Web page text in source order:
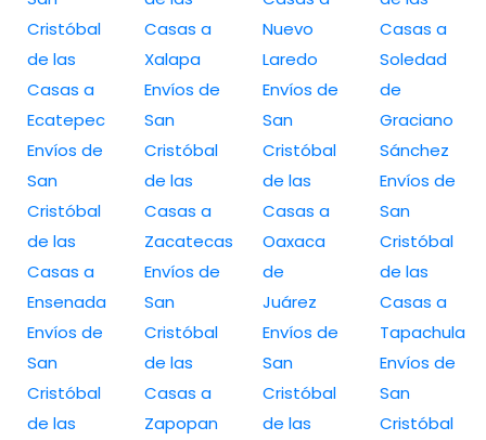
Cristóbal
de las
Casas a
Ecatepec
Envíos de
San
Cristóbal
de las
Casas a
Ensenada
Envíos de
San
Cristóbal
de las
Casas a
Xalapa
Envíos de
San
Cristóbal
de las
Casas a
Zacatecas
Envíos de
San
Cristóbal
de las
Casas a
Zapopan
Nuevo
Laredo
Envíos de
San
Cristóbal
de las
Casas a
Oaxaca
de
Juárez
Envíos de
San
Cristóbal
de las
Casas a
Soledad
de
Graciano
Sánchez
Envíos de
San
Cristóbal
de las
Casas a
Tapachula
Envíos de
San
Cristóbal